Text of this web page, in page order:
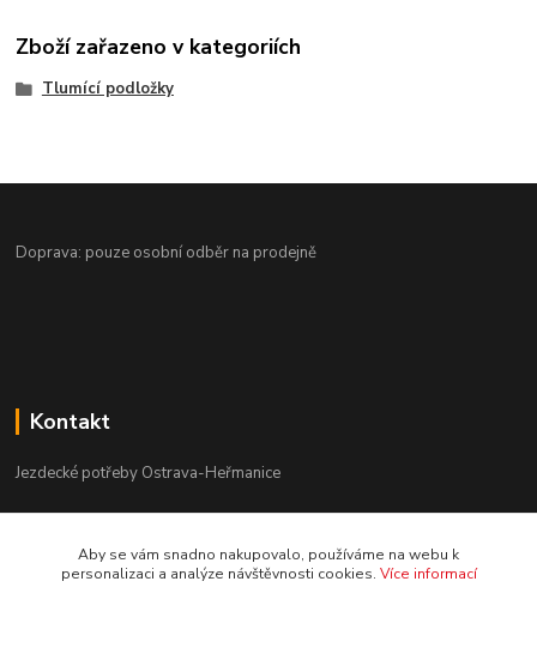
Zboží zařazeno v kategoriích
Tlumící podložky
Doprava: pouze osobní odběr na prodejně
Kontakt
Jezdecké potřeby Ostrava-Heřmanice
Po-Pá 9:30 - 17:30
Aby se vám snadno nakupovalo, používáme na webu k
personalizaci a analýze návštěvnosti cookies. Více informací